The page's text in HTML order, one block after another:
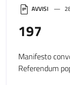
AVVISI
197
Manifesto
Referendum